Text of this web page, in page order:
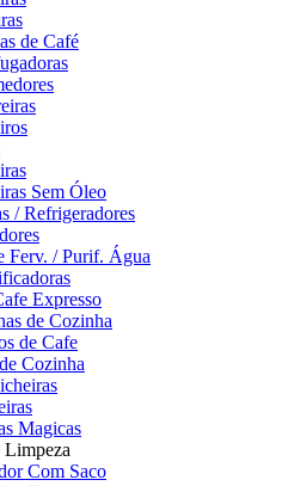
de Café
Sem Óleo
/ Refrigeradores
Ferv. / Purif. Água
Expresso
de Cozinha
de Cafe
Cozinha
Magicas
Limpeza
Com Saco